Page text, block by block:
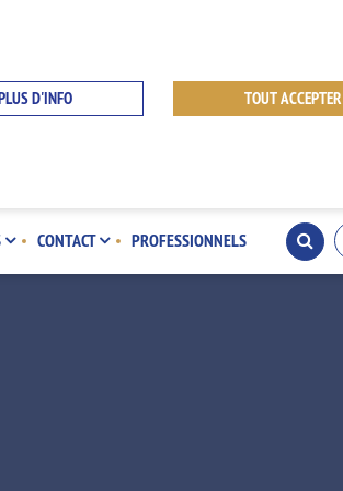
D'INFO TOUT ACCEPTER
CONTACT PROFESSIONNELS